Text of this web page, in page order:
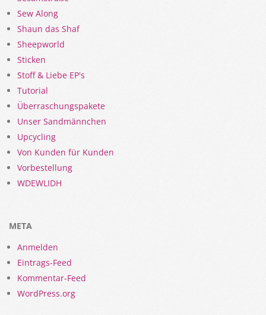
Sew Along
Shaun das Shaf
Sheepworld
Sticken
Stoff & Liebe EP's
Tutorial
Überraschungspakete
Unser Sandmännchen
Upcycling
Von Kunden für Kunden
Vorbestellung
WDEWLIDH
META
Anmelden
Eintrags-Feed
Kommentar-Feed
WordPress.org